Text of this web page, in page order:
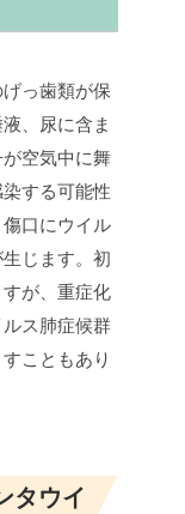
っ歯類が保
、尿に含ま
空気中に舞
する可能性
口にウイル
じます。初
が、重症化
ス肺症候群
こともあり
タウイ